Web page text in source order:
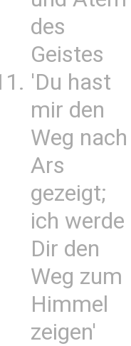
des
Geistes
'Du hast
mir den
Weg nach
Ars
gezeigt;
ich werde
Dir den
Weg zum
Himmel
zeigen'